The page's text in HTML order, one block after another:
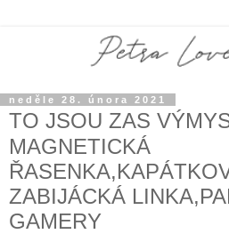
neděle 28. února 2021
TO JSOU ZAS
MAGNETICKÁ
ZABIJÁCKÁ
GAMERY